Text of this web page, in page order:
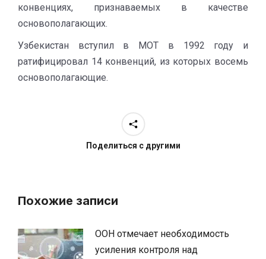
конвенциях, признаваемых в качестве
основополагающих.
Узбекистан вступил в МОТ в 1992 году и
ратифицировал 14 конвенций, из которых восемь
основополагающие.
Поделиться с другими
Похожие записи
ООН отмечает необходимость
усиления контроля над